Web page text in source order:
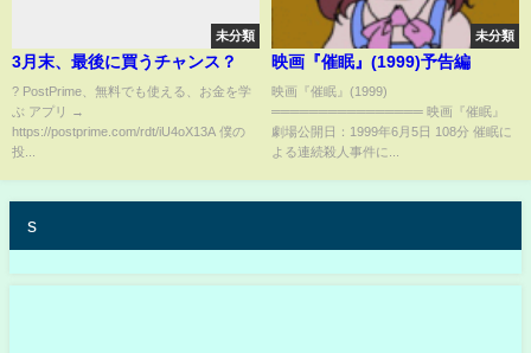
未分類
3月末、最後に買うチャンス？
? PostPrime、無料でも使える、お金を学
ぶ アプリ →
https://postprime.com/rdt/iU4oX13A 僕の
投...
未分類
映画『催眠』(1999)予告編
映画『催眠』(1999)
════════════════ 映画『催眠』
劇場公開日：1999年6月5日 108分 催眠に
よる連続殺人事件に...
s